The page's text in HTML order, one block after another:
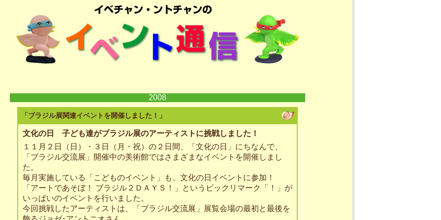
2008
「ブラジル展関連イベントを開催しました！」
文化の日 子ども達がブラジル展のアーティストに挑戦しました！
１１月２日（日）・３日（月・祝）の２日間、「文化の日」にちなんで、
「ブラジル交流展」開催中の美術館ではさまざまなイベントを開催しまし
た。
毎月実施している「こどものイベント」も、文化の日イベントに参加！
「アートであそぼ！ ブラジル２ＤＡＹＳ！」というビックリマーク「！」が
いっぱいのイベントを行いました。
今回挑戦したアーティストは、「ブラジル交流展」展覧会場の最初と最後を